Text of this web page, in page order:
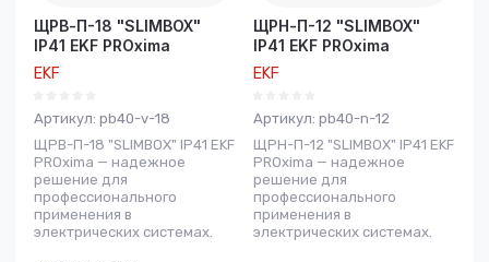
ЩРВ-П-18 "SLIMBOX"
IP41 EKF PROxima
EKF
Артикул: pb40-v-18
ЩРВ-П-18 "SLIMBOX" IP41 EKF
PROxima — надежное
решение для
профессионального
применения в
электрических системах.
ЩРН-П-12 "SLIMBOX"
IP41 EKF PROxima
EKF
Артикул: pb40-n-12
ЩРН-П-12 "SLIMBOX" IP41 EKF
PROxima — надежное
решение для
профессионального
применения в
электрических системах.